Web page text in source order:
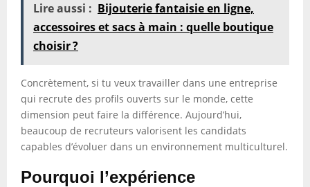
Lire aussi : Bijouterie fantaisie en ligne,
accessoires et sacs à main : quelle boutique
choisir ?
Concrètement, si tu veux travailler dans une entreprise
qui recrute des profils ouverts sur le monde, cette
dimension peut faire la différence. Aujourd’hui,
beaucoup de recruteurs valorisent les candidats
capables d’évoluer dans un environnement multiculturel.
Pourquoi l’expérience